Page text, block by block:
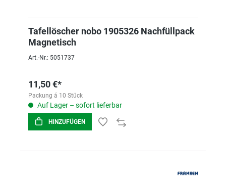
Tafellöscher nobo 1905326 Nachfüllpack
Magnetisch
Art.-Nr.: 5051737
11,50 €*
Packung á 10 Stück
Auf Lager – sofort lieferbar
HINZUFÜGEN